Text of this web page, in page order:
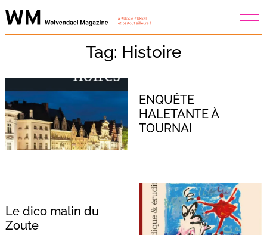
Skip
to
Tag: Histoire
ENQUÊTE
HALETANTE À
TOURNAI
Le dico malin du
Zoute